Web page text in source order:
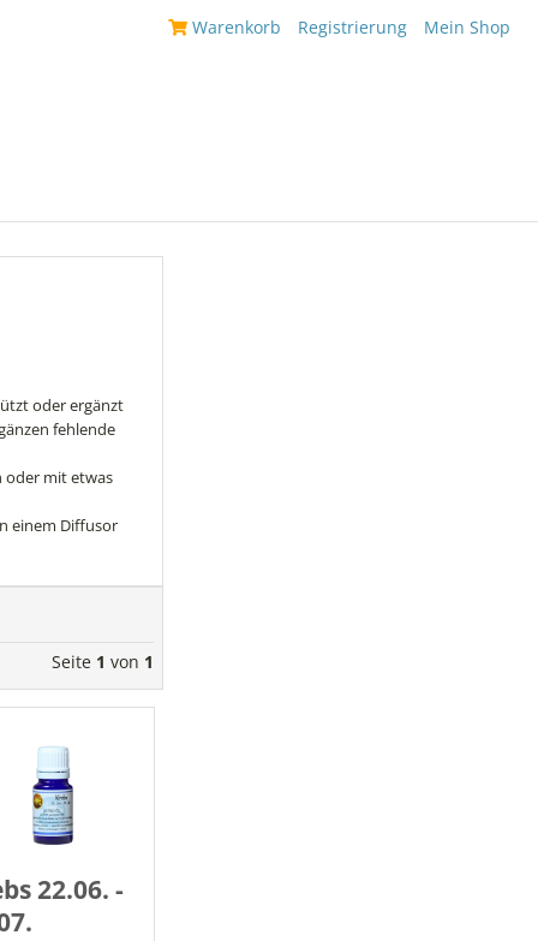
Warenkorb Registrierung Mein Shop
oder ergänzt
fehlende
oder mit etwas
einem Diffusor
Seite 1 von 1
22.06. -